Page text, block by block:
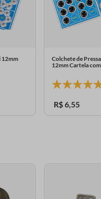
12mm
Colchete de
12mm Cartela
R$6 55